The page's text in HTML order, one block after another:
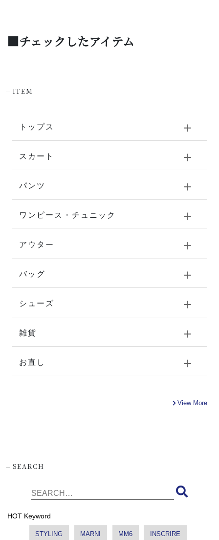
■チェックしたアイテム
-ITEM
トップス
スカート
パンツ
ワンピース・チュニック
アウター
バッグ
シューズ
雑貨
お直し
View More
-SEARCH
HOT Keyword
STYLING MARNI MM6 INSCRIRE